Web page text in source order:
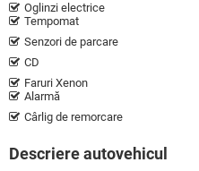
Oglinzi electrice
Tempomat
Senzori de parcare
CD
Faruri Xenon
Alarmă
Cârlig de remorcare
Descriere autovehicul